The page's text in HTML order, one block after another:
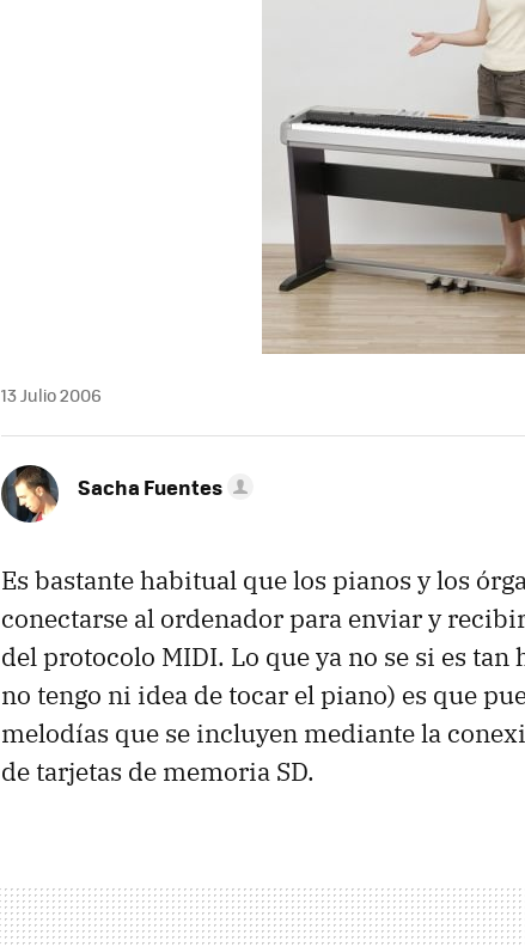
13 Julio 2006
Sacha Fuentes
Es bastante habitual que los pianos y los
conectarse al ordenador para enviar y
del protocolo MIDI. Lo que ya no se si es
no tengo ni idea de tocar el piano) es que
melodías que se incluyen mediante la
de tarjetas de memoria SD.